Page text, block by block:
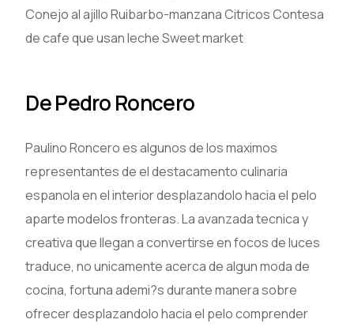
Conejo al ajillo Ruibarbo-manzana Citricos Contesa
de cafe que usan leche Sweet market
De Pedro Roncero
Paulino Roncero es algunos de los maximos
representantes de el destacamento culinaria
espanola en el interior desplazandolo hacia el pelo
aparte modelos fronteras. La avanzada tecnica y
creativa que llegan a convertirse en focos de luces
traduce, no unicamente acerca de algun moda de
cocina, fortuna ademi?s durante manera sobre
ofrecer desplazandolo hacia el pelo comprender